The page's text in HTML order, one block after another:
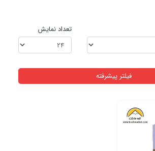
تعداد نمایش
فیلتر پیشرفته